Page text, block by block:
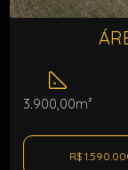
3.900,00m²
R$